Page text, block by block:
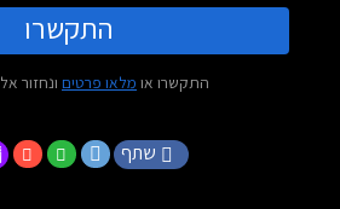
התקשרו
התקשרו או מלאו פרטים ונחזור
שתף